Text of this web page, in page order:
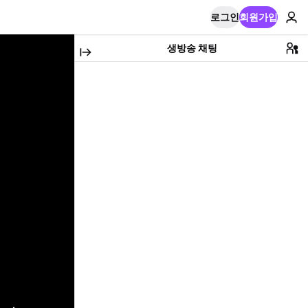
로그인회원가입
생방송 채팅